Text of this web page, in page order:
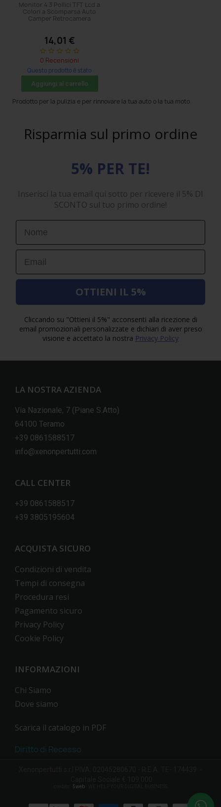
Monitor 4.3 Pollici TFT Lcd a
Colori a Scomparsa Auto
Camper Retrocamera
14,01 €
star_border star_border star_border star_border star_border
0 Recensioni
Questo prodotto è stato
acquistato: 5 volte
Aggiungi al carrello
Prodotto per la pulizia e per rinnovare la tua auto o la tua moto
Risparmia sul primo ordine
5% PER TE!
Inserisci la tua email qui sotto per ricevere il 5% DI
SCONTO sul tuo primo ordine!
First Name
Email
OTTIENI IL 5%
Cliccando su "Ottieni il 5%" acconsenti alla ricezione di
email promozionali personalizzate e dichiari di aver preso
visione e accettato la nostra Privacy Policy
LA NOSTRA AZIENDA
Via Nazionale, 7 (Piane S.Atto)
64100 Teramo
+39 0861588517
info@xenonpertutti.com
CALL CENTER
+39 0861588517
+39 3805195604
ACQUISTA SICURO
Condizioni di vendita
Tempi di consegna
Procedura resi
Pagamento sicuro
Privacy Policy
Cookie Policy
INFORMAZIONI
Chi Siamo
Dove siamo
Scarica il catalogo in PDF
Diritto di Recesso
5web